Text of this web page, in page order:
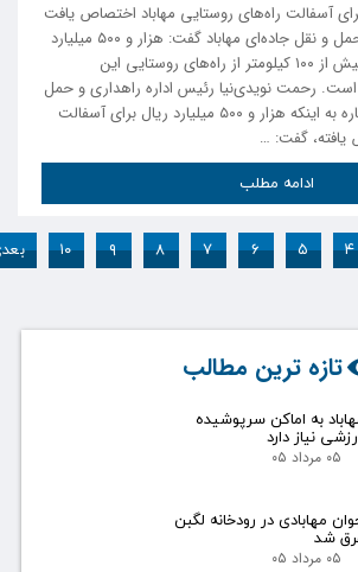
ریال برای آسفالت راه‌های روستایی مهاباد اختصاص یافت
رئیس اداره راهداری و حمل و نقل جاده‌ای مهاباد گفت: هزار و ۵۰۰ میلیارد
ریال اعتبار برای آسفالت بیش از ۱۰۰ کیلومتر از راه‌های روستا‌یی این
رحمت نویدی‌نیا رئیس اداره راهداری و حمل
و نقل جاده‌ای مهاباد با اشاره به اینکه هزار و ۵۰۰ میلیارد ریال برای آسفالت
یافته، گفت: …
ادامه مطلب
۴ ۵ ۶ ۷ ۸ ۹ ۱۰
تازه ترین مطالب
به اماکن سرپوشیده
نیاز دارد
۰۵ مرداد ۰۵
مهابادی در رودخانه لگبن
شد
۰۵ مرداد ۰۵